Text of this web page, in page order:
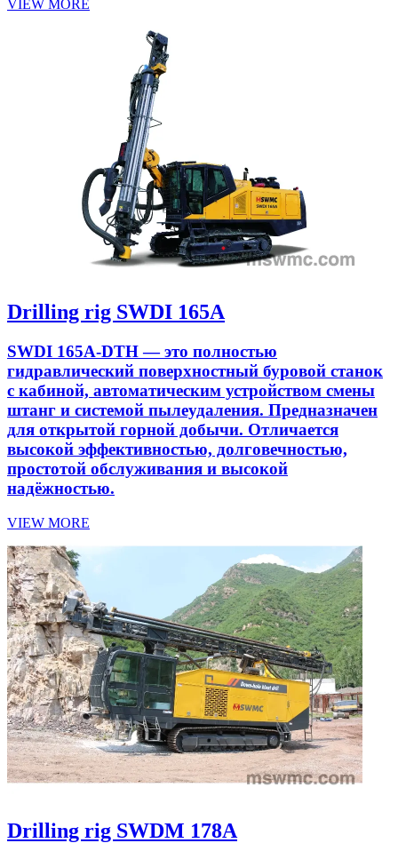
VIEW MORE
Drilling rig SWDI 165A
SWDI 165A-DTH — это полностью
гидравлический поверхностный буровой станок
с кабиной, автоматическим устройством смены
штанг и системой пылеудаления. Предназначен
для открытой горной добычи. Отличается
высокой эффективностью, долговечностью,
простотой обслуживания и высокой
надёжностью.
VIEW MORE
Drilling rig SWDM 178A